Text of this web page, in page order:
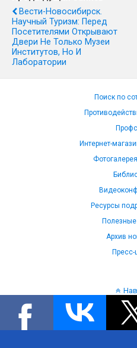
Вести-Новосибирск.
Научный Туризм: Перед
Посетителями Открывают
Двери Не Только Музеи
Институтов, Но И
Лаборатории
Поиск по
Интернет-
Ресурсы
Архив
Пресс-